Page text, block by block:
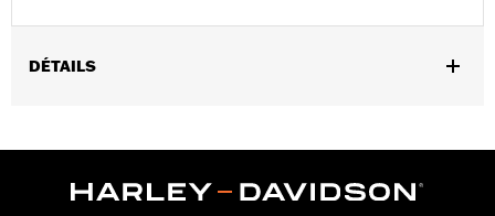
DÉTAILS
FLHXU and FLTRXRRSE) and '09-later Trike models with
Original equipment or accessory wheel with 3.25" bolt circle